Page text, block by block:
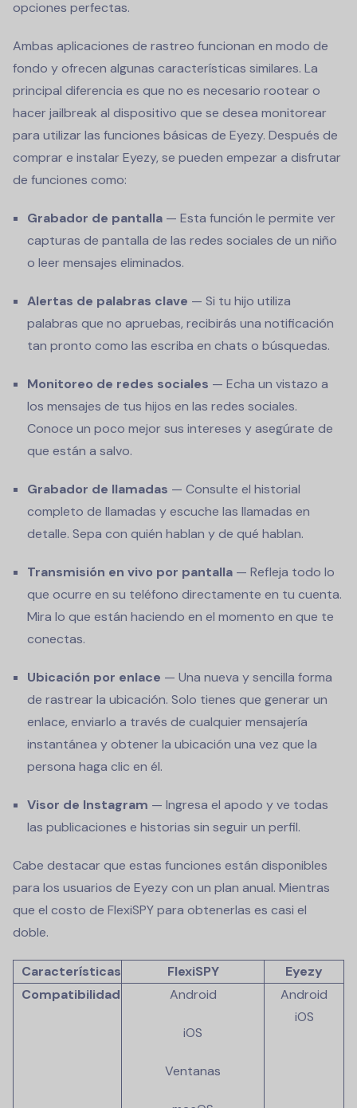
opciones perfectas.
Ambas aplicaciones de rastreo funcionan en modo de
fondo y ofrecen algunas características similares. La
principal diferencia es que no es necesario rootear o
hacer jailbreak al dispositivo que se desea monitorear
para utilizar las funciones básicas de Eyezy. Después de
comprar e instalar Eyezy, se pueden empezar a disfrutar
de funciones como:
Grabador de pantalla — Esta función le permite ver
capturas de pantalla de las redes sociales de un niño
o leer mensajes eliminados.
Alertas de palabras clave — Si tu hijo utiliza
palabras que no apruebas, recibirás una notificación
tan pronto como las escriba en chats o búsquedas.
Monitoreo de redes sociales — Echa un vistazo a
los mensajes de tus hijos en las redes sociales.
Conoce un poco mejor sus intereses y asegúrate de
que están a salvo.
Grabador de llamadas — Consulte el historial
completo de llamadas y escuche las llamadas en
detalle. Sepa con quién hablan y de qué hablan.
Transmisión en vivo por pantalla — Refleja todo lo
que ocurre en su teléfono directamente en tu cuenta.
Mira lo que están haciendo en el momento en que te
conectas.
Ubicación por enlace — Una nueva y sencilla forma
de rastrear la ubicación. Solo tienes que generar un
enlace, enviarlo a través de cualquier mensajería
instantánea y obtener la ubicación una vez que la
persona haga clic en él.
Visor de Instagram — Ingresa el apodo y ve todas
las publicaciones e historias sin seguir un perfil.
Cabe destacar que estas funciones están disponibles
para los usuarios de Eyezy con un plan anual. Mientras
que el costo de FlexiSPY para obtenerlas es casi el
doble.
Características FlexiSPY
Eyezy
Compatibilidad
Android
iOS
Ventanas
Android
iOS